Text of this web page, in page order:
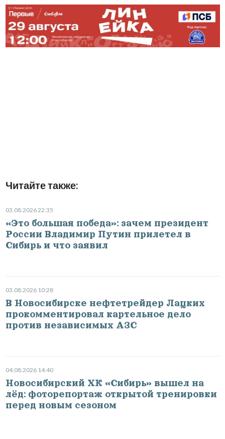
Читайте также:
03.08.2026 22:35
«Это большая победа»: зачем президент
России Владимир Путин прилетел в
Сибирь и что заявил
03.08.2026 10:28
В Новосибирске нефтетрейдер Лацких
прокомментировал картельное дело
против независимых АЗС
04.08.2026 14:40
Новосибирский ХК «Сибирь» вышел на
лёд: фоторепортаж открытой тренировки
перед новым сезоном